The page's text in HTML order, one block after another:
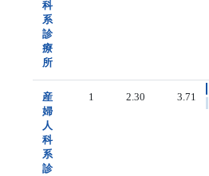
科
系
診
療
所
産
婦
人
科
系
診
1 2.30 3.71